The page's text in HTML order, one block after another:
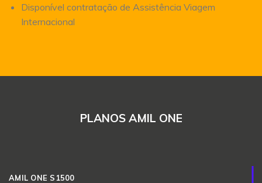
Disponível contratação de Assistência Viagem
Internacional
PLANOS AMIL ONE
AMIL ONE S1500